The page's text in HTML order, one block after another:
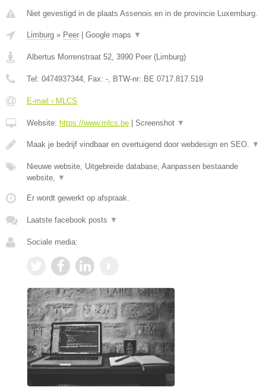
Niet gevestigd in de plaats Assenois en in de provincie Luxemburg.
Limburg » Peer Google maps ▼
Albertus Morrenstraat 52, 3990 Peer (Limburg)
Tel: 0474937344, Fax: -, BTW-nr: BE 0717.817.519
E-mail › MLCS
Website: https://www.mlcs.be Screenshot ▼
Maak je bedrijf vindbaar en overtuigend door webdesign en SEO. ▼
Nieuwe website, Uitgebreide database, Aanpassen bestaande
website, ▼
Er wordt gewerkt op afspraak.
Laatste facebook posts ▼
Sociale media: